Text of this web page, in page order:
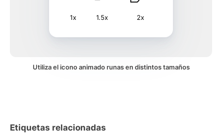
1x 1.5x 2x
Utiliza el icono animado runas en distintos tamaños
Etiquetas relacionadas